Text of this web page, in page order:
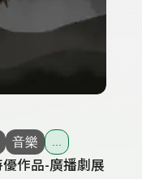
音樂 ...
作品-廣播劇展